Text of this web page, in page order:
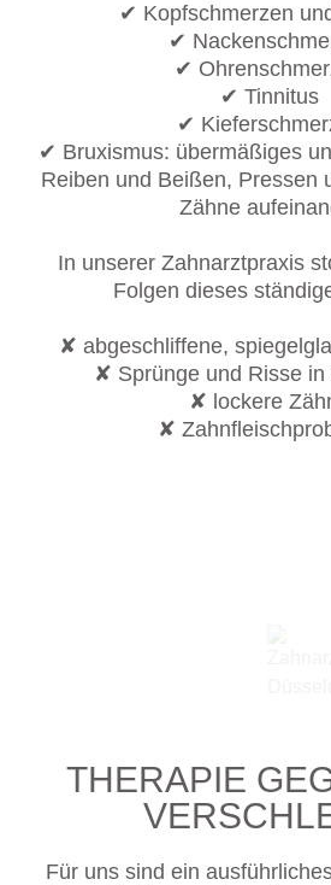
✔ Kopfschmerzen
✔
✔
✔ Tinnitus
✔
✔ Bruxismus: übermäßiges
Reiben und Beißen, Pressen
Zähne
In unserer Zahnarztpraxis
Folgen dieses
✘ abgeschliffene,
✘ Sprünge und Risse in
✘ lockere
✘
THERAPIE
Für uns sind ein